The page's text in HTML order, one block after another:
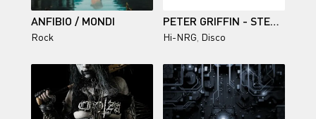
ANFIBIO / MONDI
Rock
PETER GRIFFIN - STEP BY STEP (12'' SINGLE)
Hi-NRG Disco